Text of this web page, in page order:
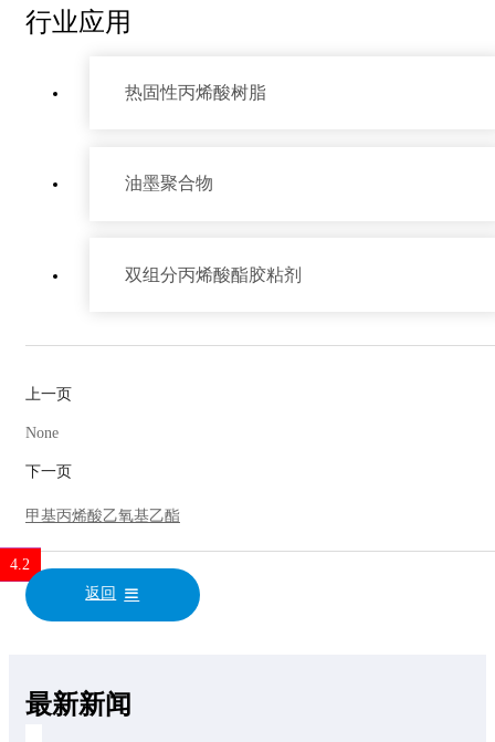
行业应用
1.2
热固性丙烯酸树脂
1.3
油墨聚合物
4.2
双组分丙烯酸酯胶粘剂
上一页
None
下一页
甲基丙烯酸乙氧基乙酯
返回
最新新闻